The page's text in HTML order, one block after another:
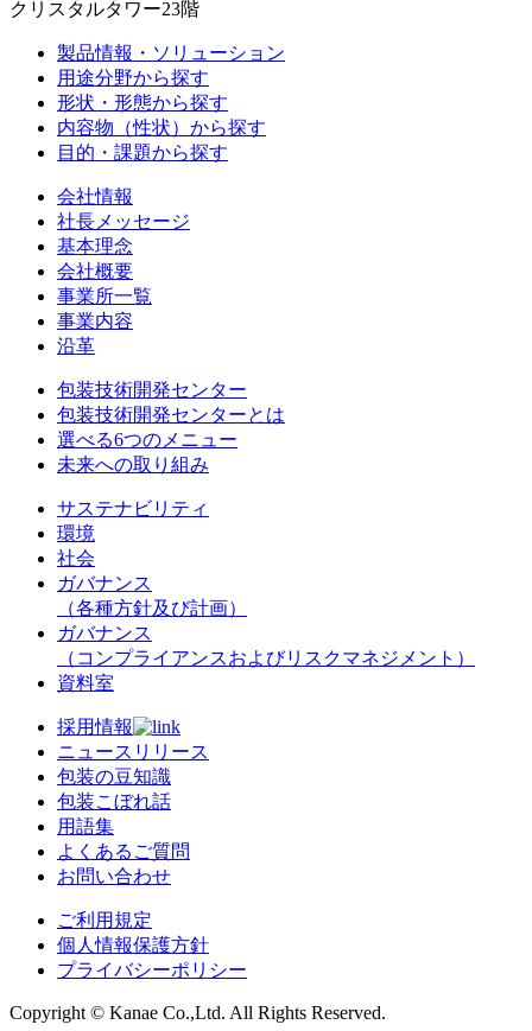
クリスタルタワー23階
製品情報・ソリューション
用途分野から探す
形状・形態から探す
内容物（性状）から探す
目的・課題から探す
会社情報
社長メッセージ
基本理念
会社概要
事業所一覧
事業内容
沿革
包装技術開発センター
包装技術開発センターとは
選べる6つのメニュー
未来への取り組み
サステナビリティ
環境
社会
ガバナンス
（各種方針及び計画）
ガバナンス
（コンプライアンスおよびリスクマネジメント）
資料室
採用情報
ニュースリリース
包装の豆知識
包装こぼれ話
用語集
よくあるご質問
お問い合わせ
ご利用規定
個人情報保護方針
プライバシーポリシー
Copyright © Kanae Co.,Ltd. All Rights Reserved.